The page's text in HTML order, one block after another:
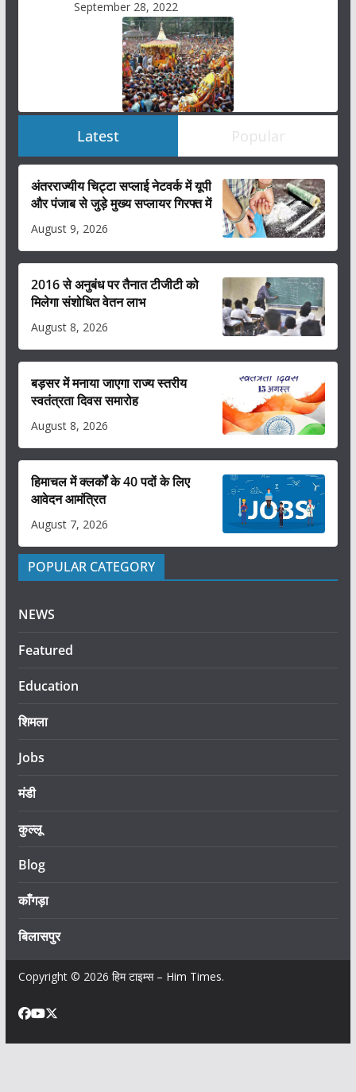
September 28, 2022
Latest Popular
अंतरराज्यीय चिट्टा सप्लाई नेटवर्क में यूपी
और पंजाब से जुड़े मुख्य सप्लायर गिरफ्त में
August 9, 2026
2016 से अनुबंध पर तैनात टीजीटी को
मिलेगा संशोधित वेतन लाभ
August 8, 2026
बड़सर में मनाया जाएगा राज्य स्तरीय
स्वतंत्रता दिवस समारोह
August 8, 2026
हिमाचल में क्लर्कों के 40 पदों के लिए
आवेदन आमंत्रित
August 7, 2026
POPULAR CATEGORY
NEWS
Featured
Education
शिमला
Jobs
मंडी
कुल्लू
Blog
काँगड़ा
बिलासपुर
Copyright © 2026 हिम टाइम्स – Him Times.